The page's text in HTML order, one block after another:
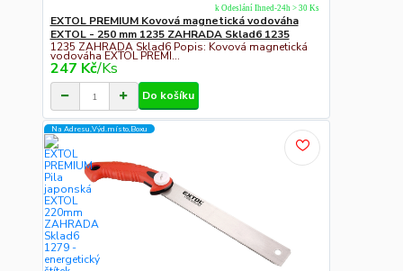
EXTOL PREMIUM Kovová magnetická vodováha
EXTOL - 250 mm 1235 ZAHRADA Sklad6 1235
1235 ZAHRADA Sklad6 Popis: Kovová magnetická
vodováha EXTOL PREMI...
247 Kč/Ks
k Odeslání Ihned-24h > 30 Ks
Do košíku
Na Adresu,Výd.místo,Boxu